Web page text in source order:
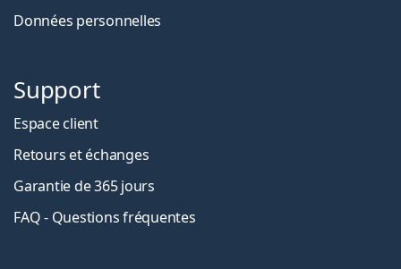
Données personnelles
Support
Espace client
Retours et échanges
Garantie de 365 jours
FAQ - Questions fréquentes